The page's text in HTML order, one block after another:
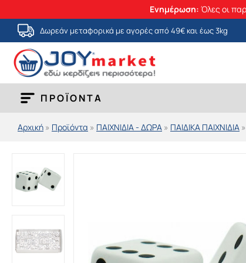
Ενημέρωση: Όλες οι
Μετάβαση
στο
περιεχόμενο
Δωρεάν μεταφορικά με αγορές από 49€ και έως 3kg
ΠΡΟΪΟΝΤΑ
Αρχική » Προϊόντα » ΠΑΙΧΝΙΔΙΑ - ΔΩΡΑ » ΠΑΙΔΙΚΑ ΠΑΙΧΝΙΔΙΑ »